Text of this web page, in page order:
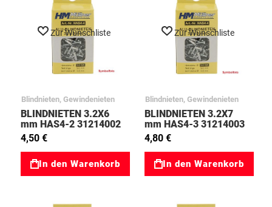
Zur Wunschliste
Blindnieten, Gewindenieten
BLINDNIETEN 3.2X6
mm HAS4-2 31214002
4,50 €
In den Warenkorb
Zur Wunschliste
Blindnieten, Gewindenieten
BLINDNIETEN 3.2X7
mm HAS4-3 31214003
4,80 €
In den Warenkorb